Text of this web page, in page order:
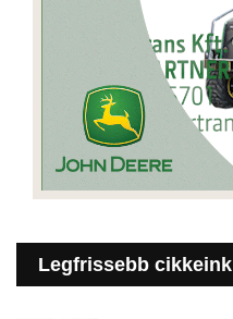
Legfrissebb cikkeink